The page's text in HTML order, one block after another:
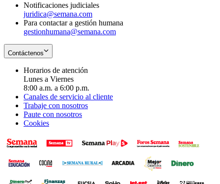
Notificaciones judiciales
juridica@semana.com
Para contactar a gestión humana
gestionhumana@semana.com
Contáctenos
Horarios de atención
Lunes a Viernes
8:00 a.m. a 6:00 p.m.
Canales de servicio al cliente
Trabaje con nosotros
Paute con nosotros
Cookies